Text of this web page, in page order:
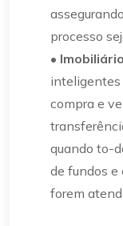
processo
•
inteligentes
compra e
quando to-
de fundos e
forem